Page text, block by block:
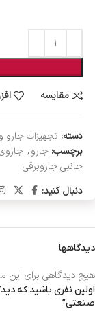
مقایسه
دسته: تجهیزات
برچسب: جارو,
جانبی جاروبرقی
دنبال کنید:
دیدگاهها
هیچ دیدگاهی برای
اولین نفری باشید که
صنعتی”